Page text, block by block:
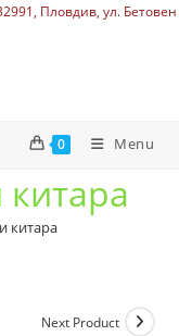
Пловдив, ул. Бетовен
0 Menu
китара
Next Product